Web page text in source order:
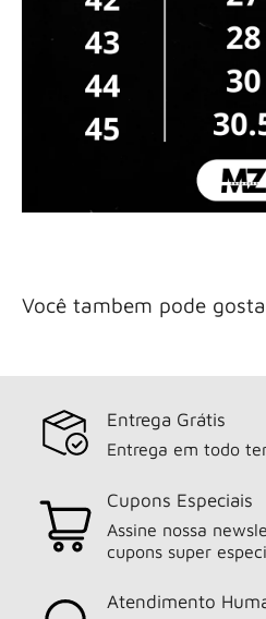
Você tambem pode
Entrega Grátis
Entrega em todo
Cupons Especiais
Assine nossa
cupons super
Atendimento